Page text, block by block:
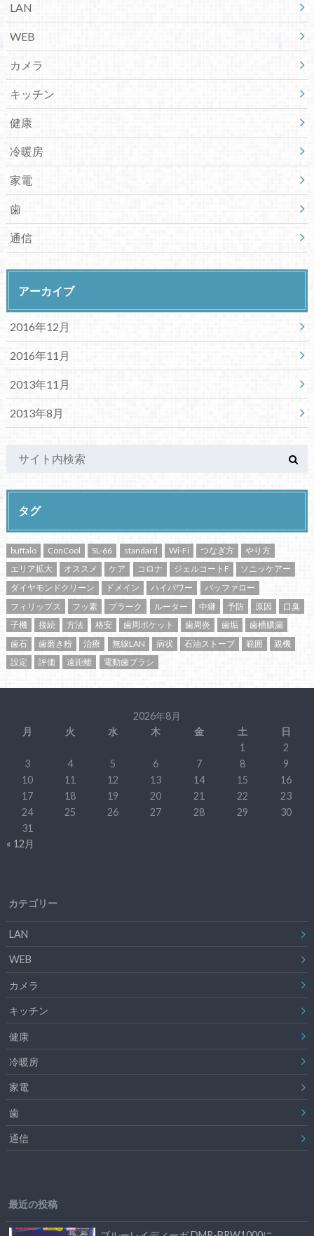
LAN
WEB
カメラ
キッチン
健康
冷暖房
家電
歯
通信
アーカイブ
2016年12月
2016年11月
2013年11月
2013年8月
タグ
buffalo ConCool SL-66 standard Wi-Fi つなぎ方
やり方
エリア拡大
オススメ ケア コロナ ジェルコートF
ソニッケアー
ダイヤモンドクリーン
ドメイン ハイパワー
バッファロー
フィリップス
フッ素 プラーク ルーター 中継 予防 原因
口臭
子機
接続 方法 格安 歯周ポケット 歯周炎 歯垢
歯槽膿漏
歯石
歯磨き粉 治療 無線LAN 病状 石油ストーブ 範囲
親機
設定
評価 遠距離 電動歯ブラシ
2026年8月
月
火 水 木 金 土
日
1
2
3
4 5 6 7 8
9
10
11 12 13 14 15
16
17
18 19 20 21 22
23
24
25 26 27 28 29
30
31
« 12月
カテゴリー
LAN
WEB
カメラ
キッチン
健康
冷暖房
家電
歯
通信
最近の投稿